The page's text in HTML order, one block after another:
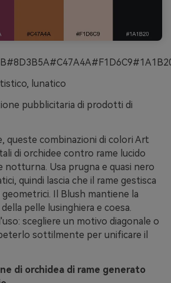
lunatico
pubblicitaria di prodotti di
queste combinazioni di colori Art
di orchidee contro rame lucido
Usa prugna e quasi nero
quindi lascia che il rame gestisca
Il Blush mantiene la
pelle lusinghiera e coesa.
scegliere un motivo diagonale o
sottilmente per unificare il
di orchidea di rame generato